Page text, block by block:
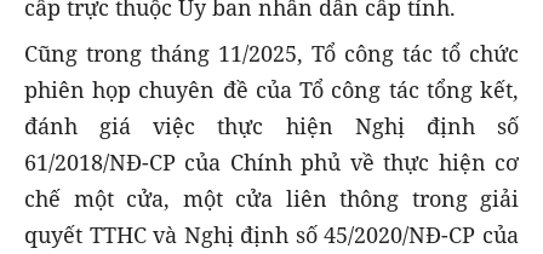
cấp trực thuộc Ủy ban nhân dân cấp tỉnh.
Cũng trong tháng 11/2025, Tổ công tác tổ chức
phiên họp chuyên đề của Tổ công tác tổng kết,
đánh giá việc thực hiện Nghị định số
61/2018/NĐ-CP của Chính phủ về thực hiện cơ
chế một cửa, một cửa liên thông trong giải
quyết TTHC và Nghị định số 45/2020/NĐ-CP của